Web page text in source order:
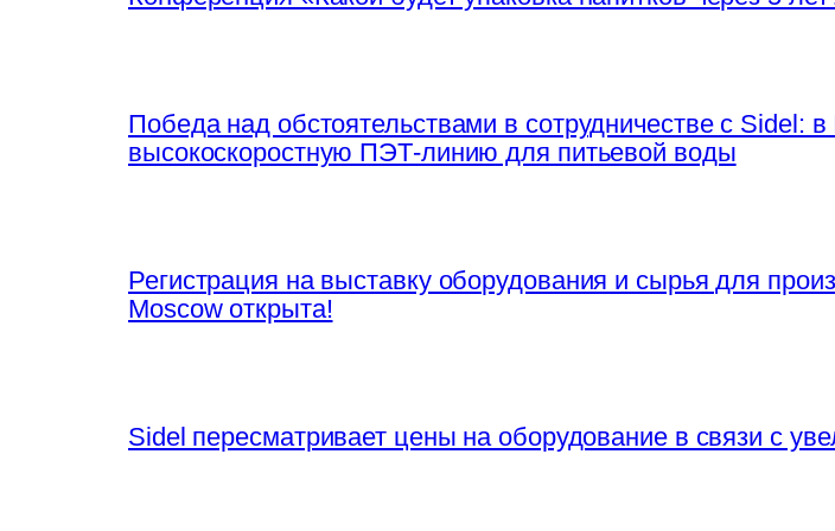
Победа над обстоятельствами в сотрудничестве с Sidel:
высокоскоростную ПЭТ-линию для питьевой воды
Регистрация на выставку оборудования и сырья для
Moscow открыта!
Sidel пересматривает цены на оборудование в связи с